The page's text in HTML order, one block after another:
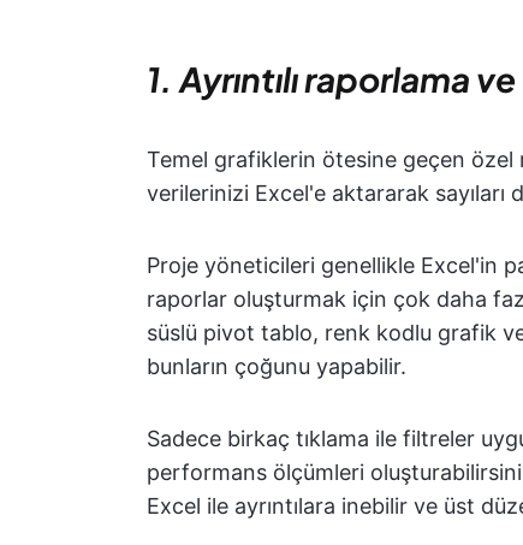
1. Ayrıntılı raporlama
Temel grafiklerin ötesine geçen özel
verilerinizi Excel'e aktararak sayıları
Proje yöneticileri genellikle Excel'in
raporlar oluşturmak için çok daha
süslü pivot tablo, renk kodlu grafik
bunların çoğunu yapabilir.
Sadece birkaç tıklama ile filtreler
performans ölçümleri
Excel ile ayrıntılara inebilir ve üst